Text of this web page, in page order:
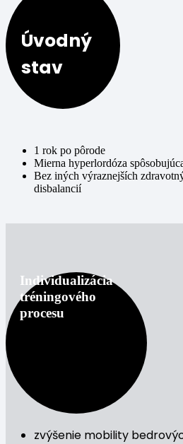
Úvodný
stav
1 rok po pôrode
Mierna hyperlordóza
Bez iných výraznejších
disbalancií
Individualizácia
tréningového
procesu
zvýšenie mobility